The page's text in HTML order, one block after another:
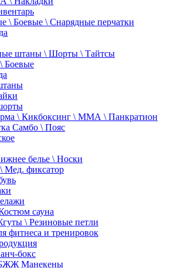
\ Боевые \ Снарядные перчатки
штаны \ Шорты \ Тайтсы
\ Кикбоксинг \ ММА \ Панкратион
Самбо \ Пояс
белье \ Носки
Мед. фиксатор
сауна
\ Резиновые петли
фитнеса и тренировок
бокс
БЖЖ Манекены